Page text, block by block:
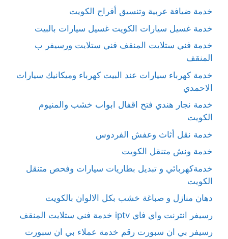
خدمة ضيافة عربية وتنسيق أفراح الكويت
خدمة غسيل سيارات الكويت غسيل سيارات بالبيت
خدمة فني ستلايت المنقف فني ستلايت ورسيفر ب
المنقف
خدمة كهرباء سيارات عند البيت كهرباء وميكانيك سيارات
الاحمدي
خدمة نجار هندي فتح اقفال ابواب خشب والمنيوم
الكويت
خدمة نقل أثاث وعفش الفردوس
خدمة ونش متنقل الكويت
خدمةكهربائي و تبديل بطاريات سيارات وفحص متنقل
الكويت
دهان منازل و صباغة خشب بكل الالوان بالكويت
رسيفر انترنت واي فاي iptv خدمة فني ستلايت المنقف
رسيفر بي ان سبورت رقم خدمة عملاء بي ان سبورت